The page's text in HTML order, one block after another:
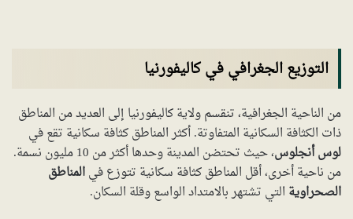
التوزيع الجغرافي في كاليفورنيا
من الناحية الجغرافية، تنقسم ولاية كاليفورنيا إلى العديد من المناطق
ذات الكثافة السكانية المتفاوتة. أكثر المناطق كثافة سكانية تقع في
لوس أنجلوس
، حيث تحتضن المدينة وحدها أكثر من 10 مليون نسمة.
من ناحية أخرى، أقل المناطق كثافة سكانية تتوزع فيالمناطق
الصحراوية التي تشتهر بالامتداد الواسع وقلة السكان.